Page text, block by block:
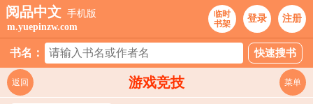
阅品中文 手机版
m.yuepinzw.com
临时
书架
登录 注册
书名：
游戏竞技
返回 菜单